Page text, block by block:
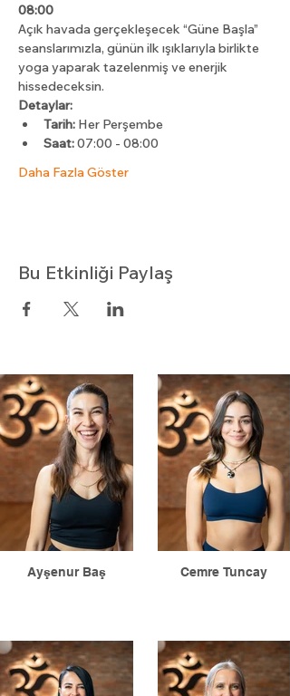
08:00
Açık havada gerçekleşecek “Güne Başla”
seanslarımızla, günün ilk ışıklarıyla birlikte
yoga yaparak tazelenmiş ve enerjik
hissedeceksin.
Detaylar:
Tarih: Her Perşembe
Saat: 07:00 - 08:00
Daha Fazla Göster
Bu Etkinliği Paylaş
Ayşenur Baş Cemre Tuncay